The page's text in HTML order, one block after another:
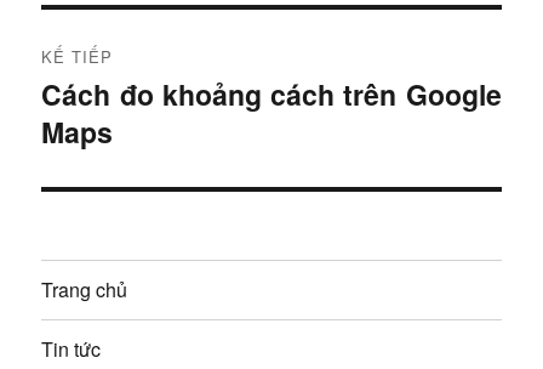
u
h
ư
ớ
g
b
i
t
r
ư
ớ
c
KẾ TIẾP
B
à
t
ế
p
Cách đo khoảng cách trên Google
Maps
Trang chủ
Tin tức